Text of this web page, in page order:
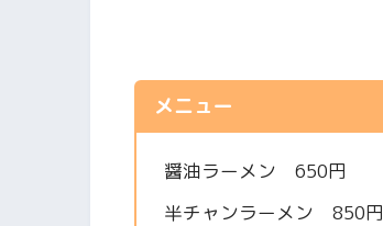
メニュー
醤油ラーメン 650円
半チャンラーメン 850円